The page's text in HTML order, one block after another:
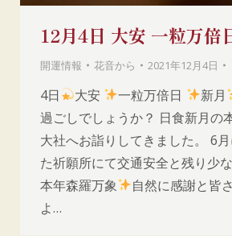
12月4日 大安 一粒万倍
開運情報 花音から 2021年12月4日
4日 大安 一粒万倍日 新月
過ごしでしょうか？ 日食新月の
大社へお詣りしてきました。 6
た祈願所にて交通安全と残り少
本年森羅万象
自然に感謝と皆
よ…